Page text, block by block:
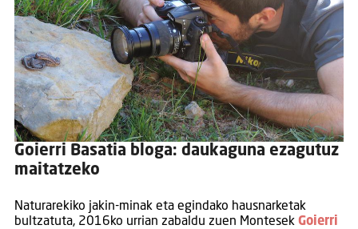
Goierri Basatia bloga: daukaguna ezagutuz
maitatzeko
Naturarekiko jakin-minak eta egindako hausnarketak
bultzatuta, 2016ko urrian zabaldu zuen MontesekGoierri